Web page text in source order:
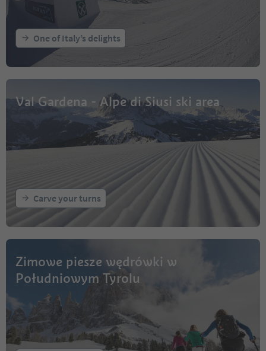
One of Italy’s delights
Val Gardena - Alpe di Siusi ski area
Carve your turns
Zimowe piesze wędrówki w
Południowym Tyrolu